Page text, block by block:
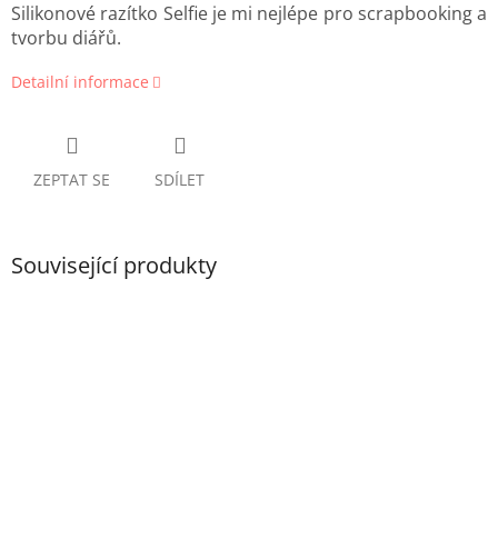
Silikonové razítko Selfie je mi nejlépe pro scrapbooking a
tvorbu diářů.
Detailní informace
ZEPTAT SE SDÍLET
Související produkty